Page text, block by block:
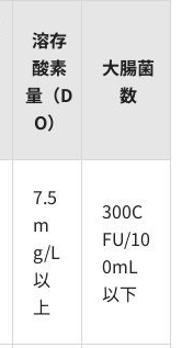
溶存
酸素
量（D
O）
大腸菌
数
7.5
m
g/L
以
上
300C
FU/10
0mL
以下